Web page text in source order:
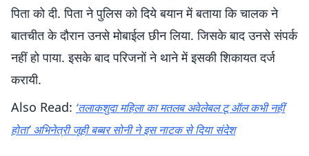
पिता को दी. पिता ने पुलिस को दिये बयान में बताया कि चालक ने
बातचीत के दौरान उनसे मोबाईल छीन लिया. जिसके बाद उनसे संपर्क
नहीं हो पाया. इसके बाद परिजनों ने थाने में इसकी शिकायत दर्ज
करायी.
Also Read: ‘तलाकशुदा महिला का मतलब अवेलेबल टू ऑल कभी नहीं
होता’ अभिनेत्री जूही बब्बर सोनी ने इस नाटक से दिया संदेश